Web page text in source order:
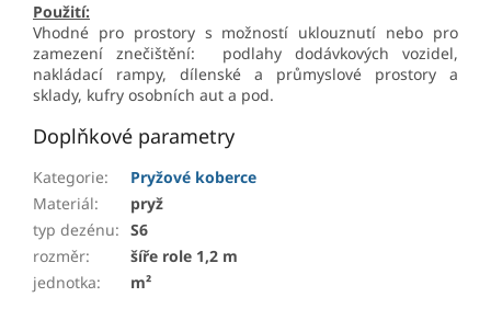
Použití:
Vhodné pro prostory s možností uklouznutí nebo pro
zamezení znečištění: podlahy dodávkových vozidel,
nakládací rampy, dílenské a průmyslové prostory a
sklady, kufry osobních aut a pod.
Doplňkové parametry
Kategorie:
Pryžové koberce
Materiál:
pryž
typ dezénu: S6
rozměr:
šíře role 1,2 m
jednotka: m²